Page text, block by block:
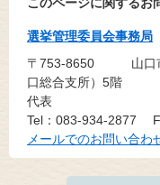
選挙管理委員会事務局
〒753-8650
山口
口総合支所）5階
代表
Tel：083-934-2877
メールでのお問い合わ